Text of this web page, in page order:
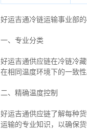
好运吉通冷链运输事业部的
一、专业分类
好运吉通供应链在冷链冷
在相同温度环境下的一致性
二、 精确温度控制
好运吉通供应链了解每种
运输的专业知识，以确保